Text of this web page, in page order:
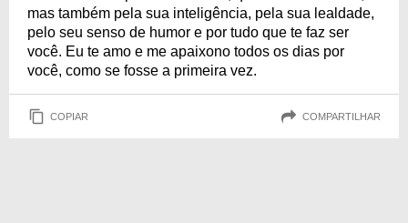
mas também pela sua inteligência, pela sua lealdade,
pelo seu senso de humor e por tudo que te faz ser
você. Eu te amo e me apaixono todos os dias por
você, como se fosse a primeira vez.
COPIAR COMPARTILHAR